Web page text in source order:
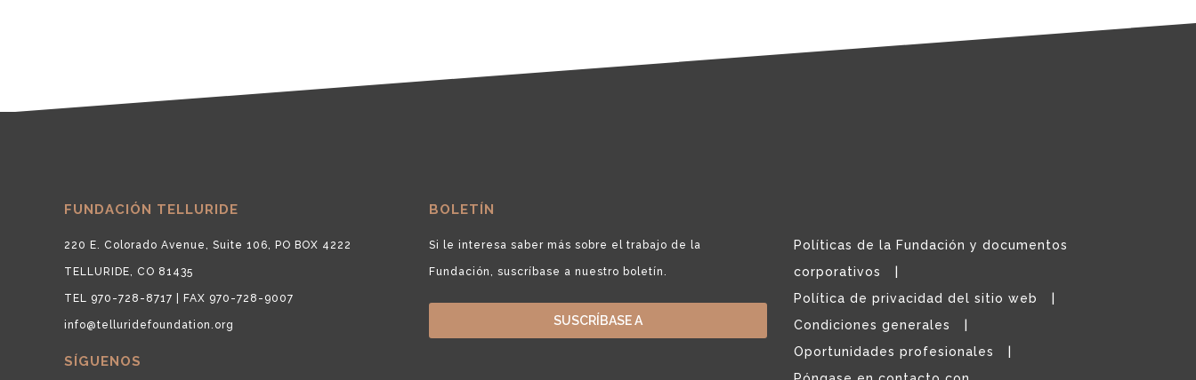
FUNDACIÓN TELLURIDE
220 E. Colorado Avenue, Suite 106, PO BOX 4222
TELLURIDE, CO 81435
TEL 970-728-8717 | FAX 970-728-9007
info@telluridefoundation.org
SÍGUENOS
BOLETÍN
Si le interesa saber más sobre el trabajo de la
Fundación, suscríbase a nuestro boletín.
SUSCRÍBASE A
Políticas de la Fundación y documentos
corporativos
Política de privacidad del sitio web
Condiciones generales
Oportunidades profesionales